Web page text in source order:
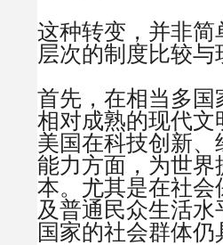
这种转变，并非
层次的制度比较与
首先，在相当多
相对成熟的现代
美国在科技创新
能力方面，为世
本。尤其是在社
及普通民众生活
国家的社会群体仍